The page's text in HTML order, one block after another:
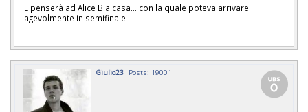
E penserà ad Alice B a casa... con la quale poteva arrivare
agevolmente in semifinale
Giulio23 Posts: 19001